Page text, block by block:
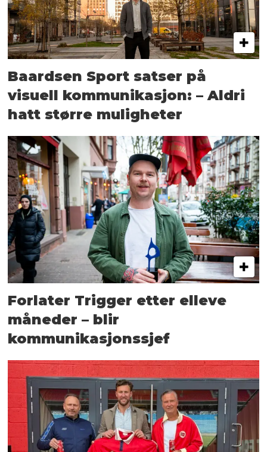
Baardsen Sport satser på
visuell kommunikasjon: – Aldri
hatt større muligheter
Forlater Trigger etter elleve
måneder – blir
kommunikasjonssjef